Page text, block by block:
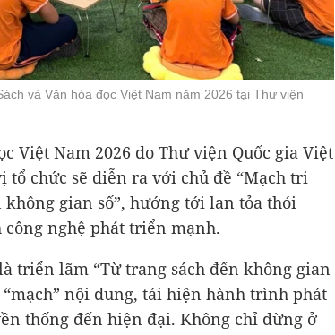
và Văn hóa đọc Việt Nam năm 2026 tại Thư viện
Việt Nam 2026 do Thư viện Quốc gia Việt
tổ chức sẽ diễn ra với chủ đề “Mạch tri
gian số”, hướng tới lan tỏa thói
nghệ phát triển mạnh.
triển lãm “Từ trang sách đến không gian
“mạch” nội dung, tái hiện hành trình phát
thống đến hiện đại. Không chỉ dừng ở